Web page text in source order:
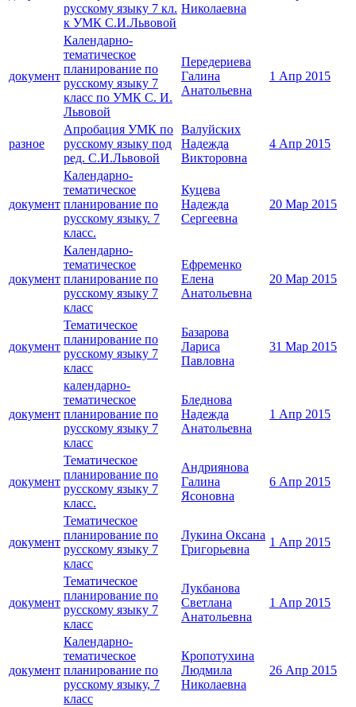
русскому языку 7 кл.
к УМК С.И.Львовой
Николаевна
документ
Календарно-
тематическое
планирование по
русскому языку 7
класс по УМК С. И.
Львовой
Передериева
Галина
Анатольевна
1 Апр 2015
разное
Апробация УМК по
русскому языку под
ред. С.И.Львовой
Валуйских
Надежда
Викторовна
4 Апр 2015
документ
Календарно-
тематическое
планирование по
русскому языку. 7
класс.
Куцева
Надежда
Сергеевна
20 Мар 2015
документ
Календарно-
тематическое
планирование по
русскому языку 7
класс
Ефременко
Елена
Анатольевна
20 Мар 2015
документ
Тематическое
планирование по
русскому языку 7
класс
Базарова
Лариса
Павловна
31 Мар 2015
документ
календарно-
тематическое
планирование по
русскому языку 7
класс
Бледнова
Надежда
Анатольевна
1 Апр 2015
документ
Тематическое
планирование по
русскому языку 7
класс.
Андриянова
Галина
Ясоновна
6 Апр 2015
документ
Тематическое
планирование по
русскому языку 7
класс
Лукина Оксана
Григорьевна
1 Апр 2015
документ
Тематическое
планирование по
русскому языку 7
класс
Лукбанова
Светлана
Анатольевна
1 Апр 2015
документ
Календарно-
тематическое
планирование по
русскому языку, 7
класс
Кропотухина
Людмила
Николаевна
26 Апр 2015